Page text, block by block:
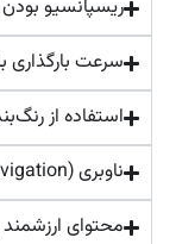
ریسپانسیو
سرعت بارگذاری
استفاده از
ناوبری (Navigation) ساده و کاربرپسند
محتوای ارزشمند